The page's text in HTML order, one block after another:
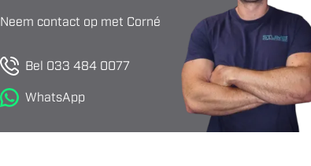
Neem contact op met Corné
Bel 033 484 0077
WhatsApp